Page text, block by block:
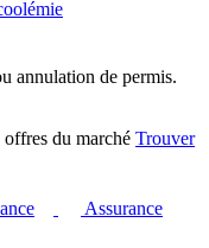
annulation de permis.
du marché Trouver
Assurance